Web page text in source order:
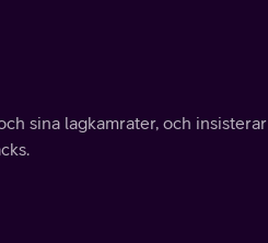
sina lagkamrater, och insisterar